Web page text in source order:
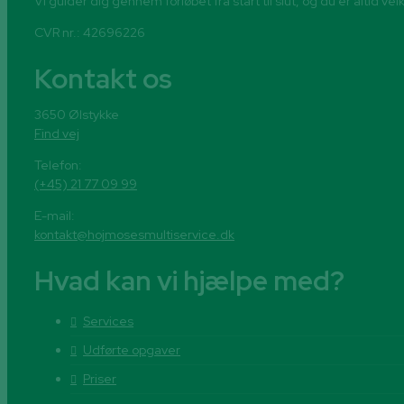
CVR nr.: 42696226
Kontakt os
3650 Ølstykke
Find vej
Telefon:
(+45) 21 77 09 99
E-mail:
kontakt@hojmosesmultiservice.dk
Hvad kan vi hjælpe med?
Services
Udførte opgaver
Priser